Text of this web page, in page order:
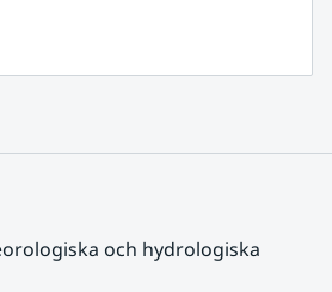
och hydrologiska